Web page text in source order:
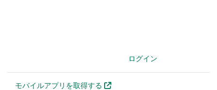
ログイン
モバイルアプリを取得する